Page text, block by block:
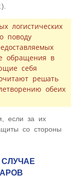
логистических
поводу
обращения в
себя
решать
обеих
если за их
со стороны